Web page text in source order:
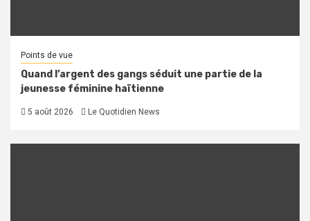
Points de vue
Quand l’argent des gangs séduit une partie de la
jeunesse féminine haïtienne
5 août 2026 Le Quotidien News